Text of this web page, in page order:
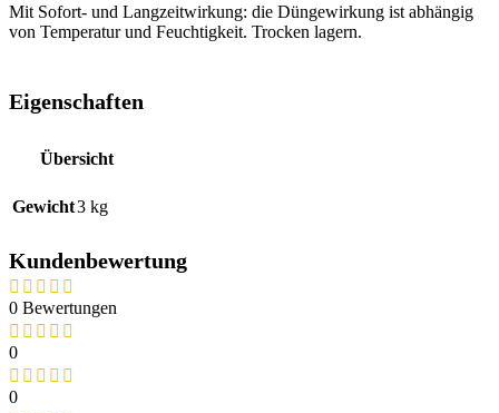
Mit Sofort- und Langzeitwirkung: die Düngewirkung ist abhängig
von Temperatur und Feuchtigkeit. Trocken lagern.
Eigenschaften
Übersicht
Gewicht3 kg
Kundenbewertung
0 Bewertungen
0
0